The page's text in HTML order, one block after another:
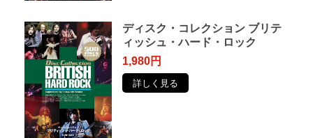
ディスク・コレクション ブリテ
ィッシュ・ハード・ロック
1,980円
詳しく見る